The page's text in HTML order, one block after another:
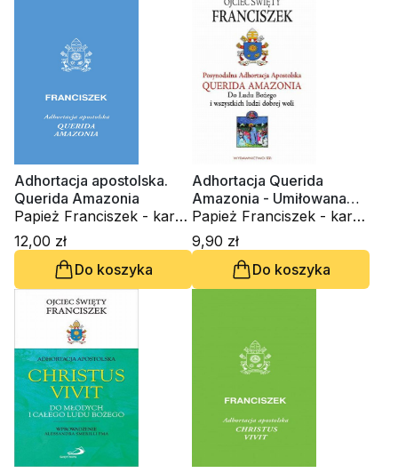
Adhortacja apostolska.
Querida Amazonia
Papież Franciszek - kard.
Jorge Mario Bergoglio
12,00 zł
Do koszyka
Adhortacja Querida
Amazonia - Umiłowana
Amazonia" - Dla Ludu
Bożego i wszystkich ludzi
dobrej woli
Papież Franciszek - kard.
Jorge Mario Bergoglio
9,90 zł
Do koszyka